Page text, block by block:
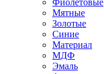
Фиолетовые
Мятные
Золотые
Синие
Материал
МДФ
Эмаль